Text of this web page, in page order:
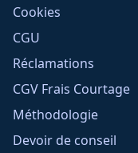
Cookies
CGU
Réclamations
CGV Frais Courtage
Méthodologie
Devoir de conseil